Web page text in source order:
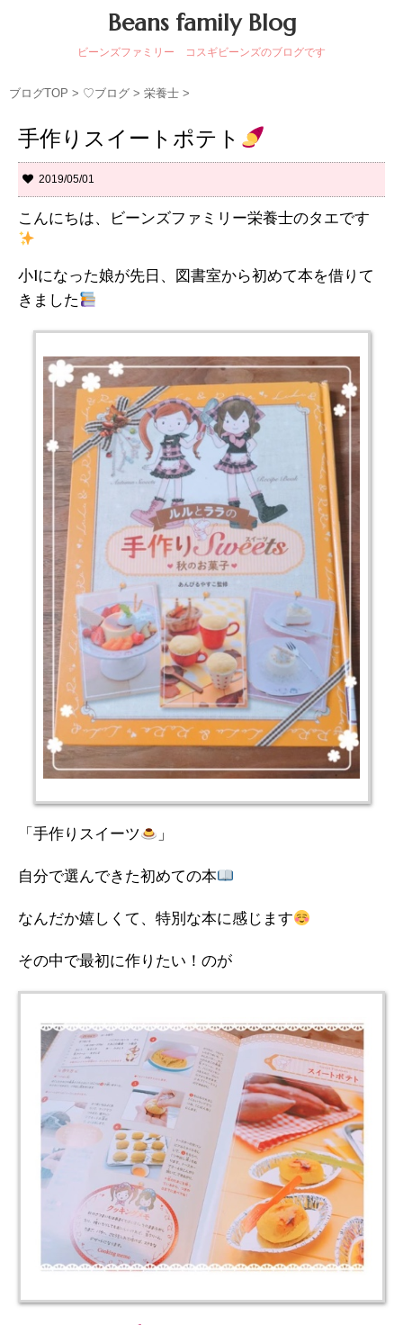
Beans family Blog
ビーンズファミリー コスギビーンズのブログです
ブログTOP > ♡ブログ > 栄養士 >
手作りスイートポテト
2019/05/01
こんにちは、ビーンズファミリー栄養士のタエです
小1になった娘が先日、図書室から初めて本を借りて
きました
「手作りスイーツ 」
自分で選んできた初めての本
なんだか嬉しくて、特別な本に感じます
その中で最初に作りたい！のが